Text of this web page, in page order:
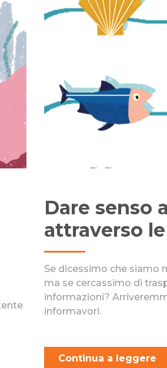
Dare senso
attraverso
Se dicessimo che siamo
ma se cercassimo di
informazioni?
informavori.
Continua a leggere